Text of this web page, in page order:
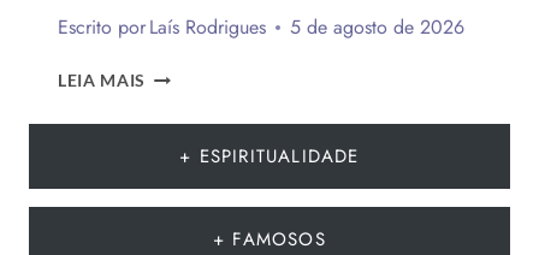
Escrito porLaís Rodrigues 5 de agosto de 2026
LEIA MAIS
DE
MODA+ ESPIRITUALIDADE
+ FAMOSOS